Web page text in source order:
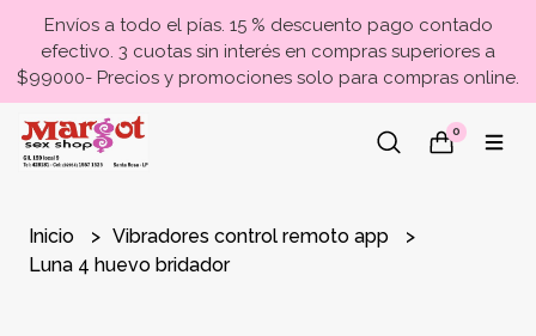
Envíos a todo el pías. 15 % descuento pago contado
efectivo. 3 cuotas sin interés en compras superiores a
$99000- Precios y promociones solo para compras online.
0
Inicio
Vibradores control remoto app
Luna 4 huevo bridador